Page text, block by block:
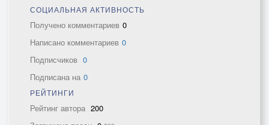
СОЦИАЛЬНАЯ АКТИВНОСТЬ
Получено комментариев 0
Написано комментариев 0
Подписчиков 0
Подписана на 0
РЕЙТИНГИ
Рейтинг автора 200